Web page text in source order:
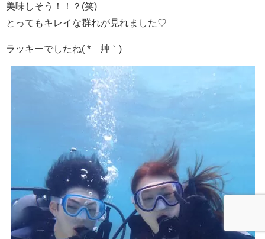
美味しそう！！？(笑)
とってもキレイな群れが見れました♡
ラッキーでしたね( *´艸｀)